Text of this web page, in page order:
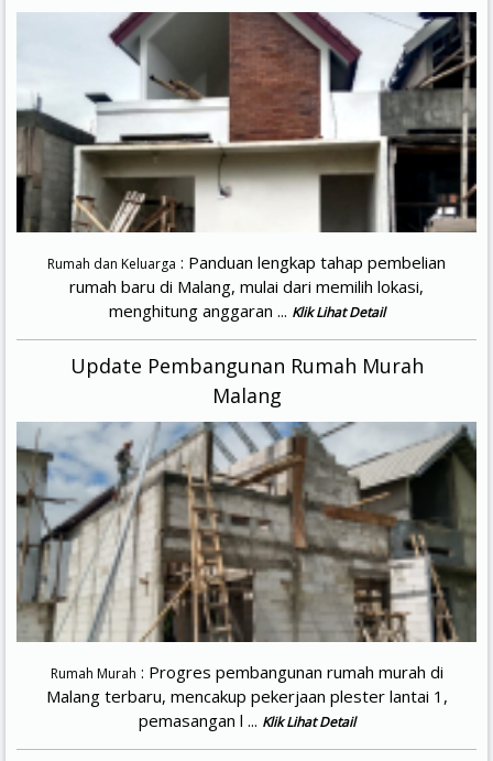
Rumah dan Keluarga : Panduan lengkap tahap pembelian
rumah baru di Malang, mulai dari memilih lokasi,
menghitung anggaran ... Klik Lihat Detail
Update Pembangunan Rumah Murah
Malang
Rumah Murah : Progres pembangunan rumah murah di
Malang terbaru, mencakup pekerjaan plester lantai 1,
pemasangan l ... Klik Lihat Detail